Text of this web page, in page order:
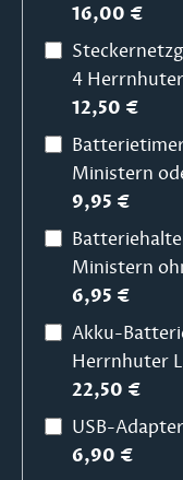
16,00 €
4
12,50 €
Ministern
9,95 €
Ministern
6,95 €
Akku-
Herrnhuter
22,50 €
USB-
6,90 €